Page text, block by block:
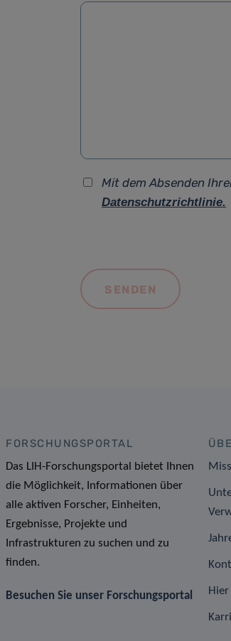
Mit dem Absenden
Datenschutzrichtlinie.
FORSCHUNGSPORTAL
Das LIH-Forschungsportal bietet Ihnen
die Möglichkeit, Informationen über
alle aktiven Forscher, Einheiten,
Ergebnisse, Projekte und
Infrastrukturen zu suchen und zu
finden.
Besuchen Sie unser Forschungsportal